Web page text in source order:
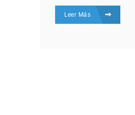
Leer Más